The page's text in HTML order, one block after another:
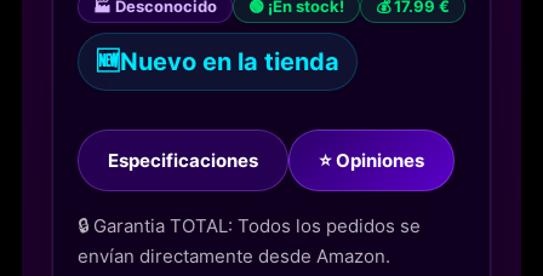
🏭 Desconocido 🟢 ¡En stock! 💰 17.99 €
🆕Nuevo en la tienda
Especificaciones ⭐ Opiniones
🔒 Garantia TOTAL: Todos los pedidos se
envían directamente desde Amazon.